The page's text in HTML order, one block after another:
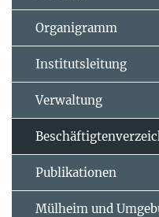
Organigramm
Institutsleitung
Verwaltung
Publikationen
Mülheim und